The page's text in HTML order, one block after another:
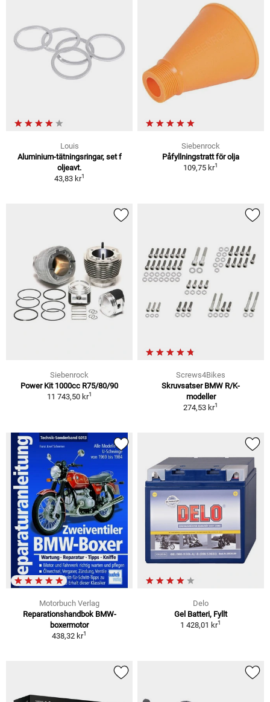
Louis
Aluminium-tätningsringar, set f
oljeavt.
43,83 kr1
Siebenrock
Påfyllningstratt för olja
109,75 kr1
Siebenrock
Power Kit 1000cc R75/80/90
11 743,50 kr1
Screws4Bikes
Skruvsatser BMW R/K-
modeller
274,53 kr1
Motorbuch Verlag
Reparationshandbok BMW-
boxermotor
438,32 kr1
Delo
Gel Batteri, Fyllt
1 428,01 kr1